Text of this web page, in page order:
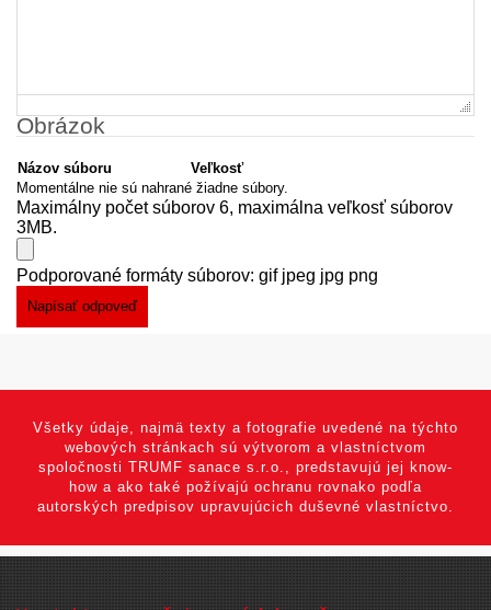
Obrázok
Názov súboru
Veľkosť
Momentálne nie sú nahrané žiadne súbory.
Maximálny počet súborov 6, maximálna veľkosť súborov
3MB.
Podporované formáty súborov: gif jpeg jpg png
Všetky údaje, najmä texty a fotografie uvedené na týchto
webových stránkach sú výtvorom a vlastníctvom
spoločnosti TRUMF sanace s.r.o., predstavujú jej know-
how a ako také požívajú ochranu rovnako podľa
autorských predpisov upravujúcich duševné vlastníctvo.